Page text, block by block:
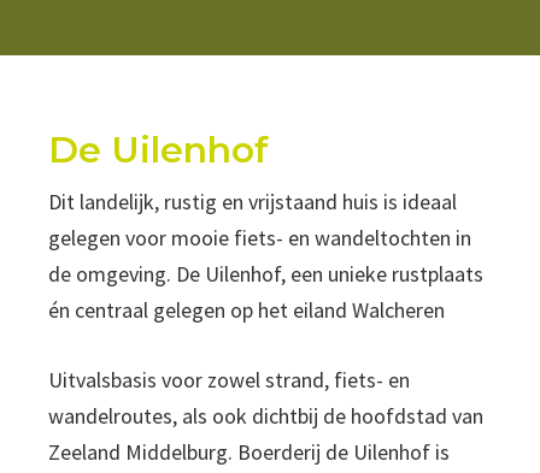
De Uilenhof
Dit landelijk, rustig en vrijstaand huis is ideaal
gelegen voor mooie fiets- en wandeltochten in
de omgeving. De Uilenhof, een unieke rustplaats
én centraal gelegen op het eiland Walcheren
Uitvalsbasis voor zowel strand, fiets- en
wandelroutes, als ook dichtbij de hoofdstad van
Zeeland Middelburg. Boerderij de Uilenhof is